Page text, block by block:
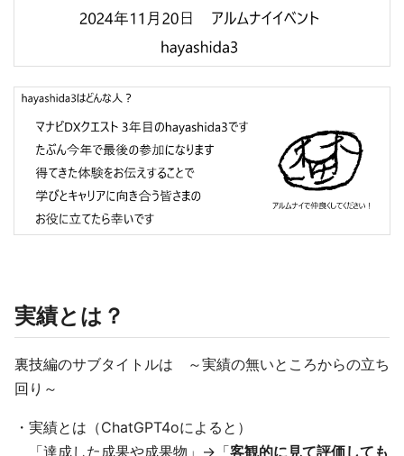
実績とは？
裏技編のサブタイトルは ～実績の無いところからの立ち
回り～
・実績とは（ChatGPT4oによると）
「達成した成果や成果物」→「客観的に見て評価しても